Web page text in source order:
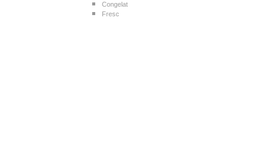
Congelat
Fresc